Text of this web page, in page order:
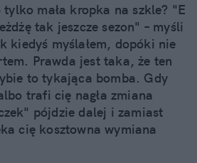
mała kropka na szkle? "E
tak jeszcze sezon" – myśli
kiedyś myślałem, dopóki nie
Prawda jest taka, że ten
to tykająca bomba. Gdy
trafi cię nagła zmiana
pójdzie dalej i zamiast
cię kosztowna wymiana